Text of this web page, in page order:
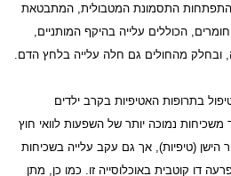
התסמונת המטבולית, המתבטאת
הכוללים עלייה בהיקף המותניים,
ובחלק מהחולים גם חלה עלייה בלחץ הדם.
בתרופות האטיפיות בקרב ילדים
משכיחות נמוכה יותר של השפעות לוואי חוץ
הישן (טיפיות), אך גם עקב עלייה בשכיחות
דו קוטבית באוכלוסייה זו. כמו כן, מתן